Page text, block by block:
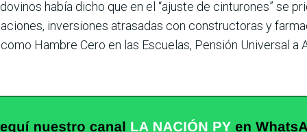
había dicho que en el “ajuste de cinturones” se
inversiones atrasadas con constructoras y
Ham­bre Cero en las Escuelas, Pensión Universal